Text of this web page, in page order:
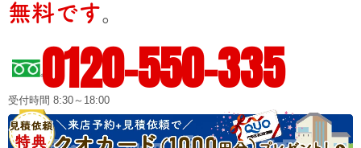
無料です。
0120-550-335
受付時間 8:30～18:00